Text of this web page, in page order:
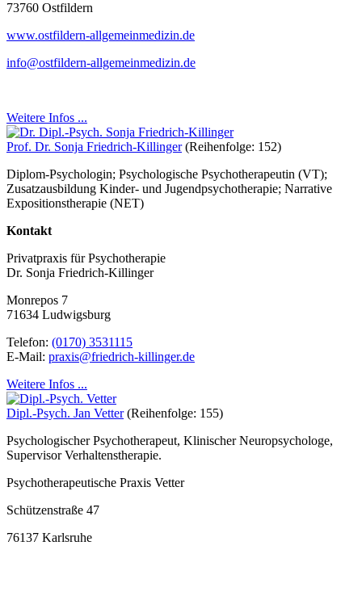
73760 Ostfildern
www.ostfildern-allgemeinmedizin.de
info@ostfildern-allgemeinmedizin.de
Weitere Infos ...
Prof. Dr. Sonja Friedrich-Killinger (Reihenfolge: 152)
Diplom-Psychologin; Psychologische Psychotherapeutin (VT);
Zusatzausbildung Kinder- und Jugendpsychotherapie; Narrative
Expositionstherapie (NET)
Kontakt
Privatpraxis für Psychotherapie
Dr. Sonja Friedrich-Killinger
Monrepos 7
71634 Ludwigsburg
Telefon: (0170) 3531115
E-Mail: praxis@friedrich-killinger.de
Weitere Infos ...
Dipl.-Psych. Jan Vetter (Reihenfolge: 155)
Psychologischer Psychotherapeut, Klinischer Neuropsychologe,
Supervisor Verhaltenstherapie.
Psychotherapeutische Praxis Vetter
Schützenstraße 47
76137 Karlsruhe